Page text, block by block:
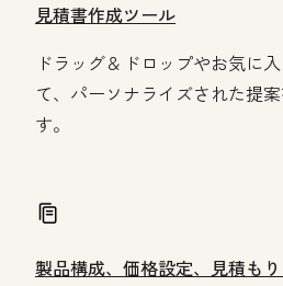
見積書作成ツール
ドラッグ＆ドロップやお気に
て、パーソナライズされた提
す。
製品構成、価格設定、見積もり